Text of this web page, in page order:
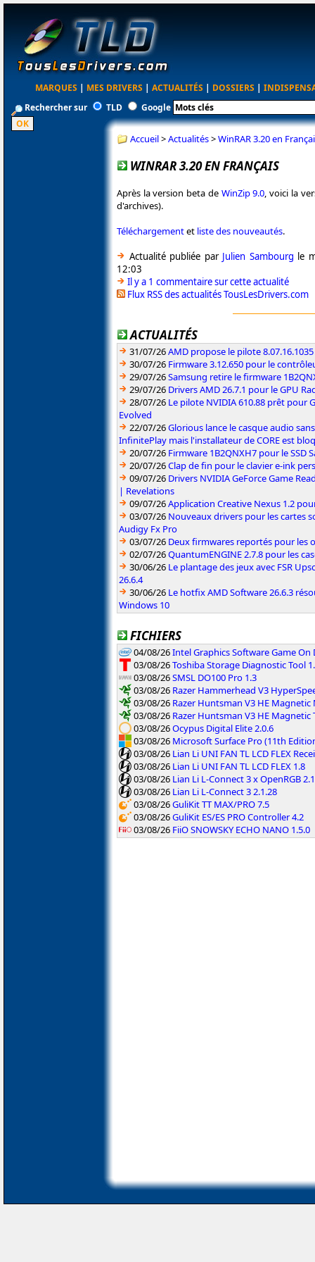
MARQUES | MES DRIVERS | ACTUALITÉS | DOSSIERS |
Rechercher sur
TLD Google
Accueil>Actualités>WinRAR 3.20 en
WINRAR 3.20 EN FRANÇAIS
Après la version beta de WinZip 9.0 , voici la
d'archives).
Téléchargementet liste des nouveautés.
Actualité publiée par Julien Sambourg le
12:03
Il y a 1 commentaire sur cette actualité
Flux RSS des actualités TousLesDrivers.com
ACTUALITÉS
31/07/26AMD propose le pilote
30/07/26 Firmware 3.12.650 pour le
29/07/26Samsung retire le firmware
29/07/26 Drivers AMD 26.7.1 pour le GPU
28/07/26 Le pilote NVIDIA 610.88 prêt pour
Evolved
22/07/26Glorious lance le casque audio
InfinitePlay mais l'installateur de CORE est
20/07/26 Firmware 1B2QNXH7 pour le SSD
20/07/26Clap de fin pour le clavier e-ink
09/07/26 Drivers NVIDIA GeForce Game
| Revelations
09/07/26Application Creative Nexus 1.2
03/07/26 Nouveaux drivers pour les cartes
Audigy Fx Pro
03/07/26 Deux firmwares reportés pour les
02/07/26QuantumENGINE 2.7.8 pour les
30/06/26 Le plantage des jeux avec FSR
26.6.4
30/06/26 Le hotfix AMD Software 26.6.3
Windows 10
FICHIERS
04/08/26Intel Graphics Software Game On
03/08/26Toshiba Storage Diagnostic Tool
03/08/26SMSL DO100 Pro 1.3
03/08/26 Razer Hammerhead V3
03/08/26 Razer Huntsman V3 HE Magnetic
03/08/26 Razer Huntsman V3 HE Magnetic
03/08/26Ocypus Digital Elite 2.0.6
03/08/26 Microsoft Surface Pro (11th
03/08/26 Lian Li UNI FAN TL LCD FLEX
03/08/26 Lian Li UNI FAN TL LCD FLEX 1.8
03/08/26 Lian Li L-Connect 3 x OpenRGB
03/08/26 Lian Li L-Connect 3 2.1.28
03/08/26GuliKit TT MAX/PRO 7.5
03/08/26GuliKit ES/ES PRO Controller 4.2
03/08/26 FiiO SNOWSKY ECHO NANO 1.5.0